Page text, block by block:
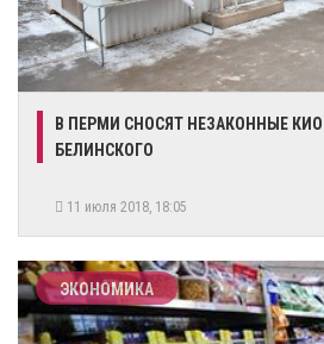
В ПЕРМИ СНОСЯТ НЕЗАКОННЫЕ
БЕЛИНСКОГО
11 июля 2018, 18:05
ЭКОНОМИКА